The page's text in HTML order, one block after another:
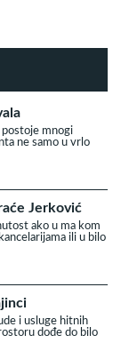
postoje mnogi
ne samo u vrlo
Jerković
ako u ma kom
ili u bilo
i usluge hitnih
dođe do bilo